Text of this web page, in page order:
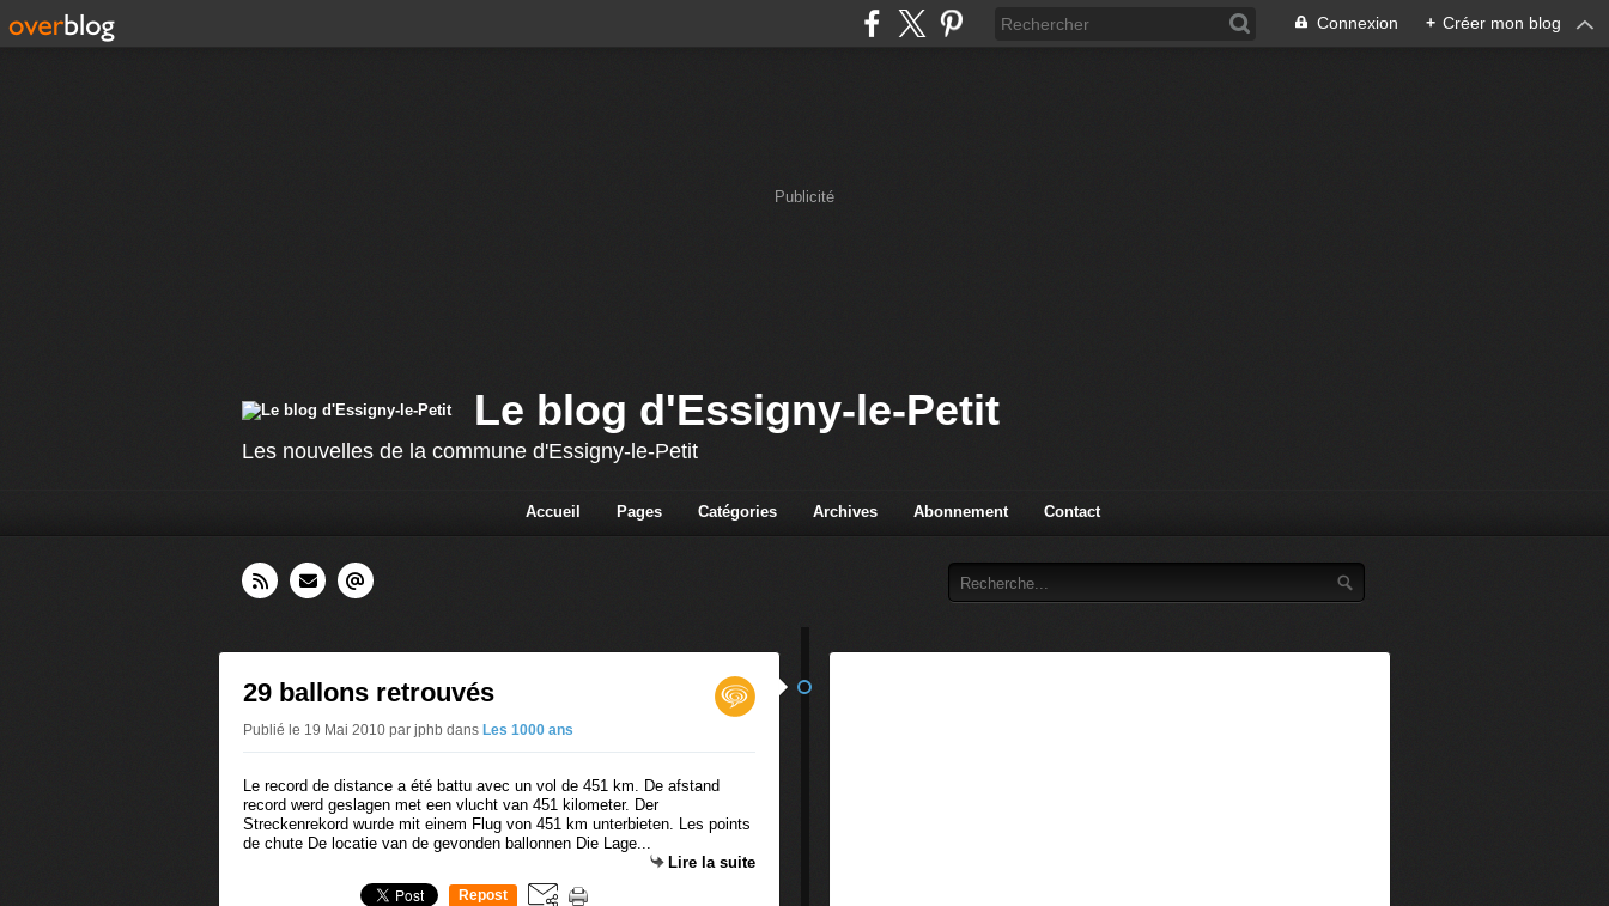
Connexion + Créer mon blog
Publicité
Le blog d'Essigny-le-Petit
Les nouvelles de la commune d'Essigny-le-Petit
Accueil Pages Catégories Archives Abonnement Contact
29 ballons retrouvés
Publié le 19 Mai 2010 par jphb dans Les 1000 ans
Le record de distance a été battu avec un vol de 451 km. De afstand
record werd geslagen met een vlucht van 451 kilometer. Der
Streckenrekord wurde mit einem Flug von 451 km unterbieten. Les points
de chute De locatie van de gevonden ballonnen Die Lage...
Lire la suite
Repost